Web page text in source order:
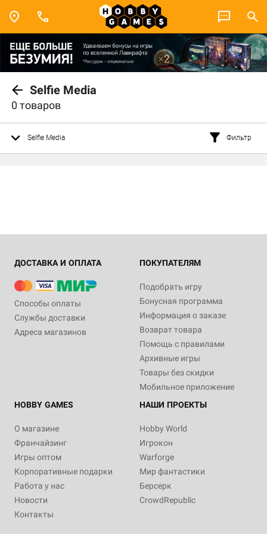
Selfie Media
0 товаров
Selfie Media Фильтр
ДОСТАВКА И ОПЛАТА
Способы оплаты
Службы доставки
Адреса магазинов
ПОКУПАТЕЛЯМ
Подобрать игру
Бонусная программа
Информация о заказе
Возврат товара
Помощь с правилами
Архивные игры
Товары без скидки
Мобильное приложение
HOBBY GAMES
О магазине
Франчайзинг
Игры оптом
Корпоративные подарки
Работа у нас
Новости
Контакты
НАШИ ПРОЕКТЫ
Hobby World
Игрокон
Warforge
Мир фантастики
Берсерк
CrowdRepublic